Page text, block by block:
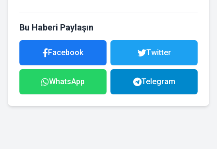
Bu Haberi Paylaşın
Facebook Twitter
WhatsApp Telegram